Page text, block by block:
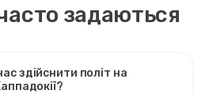
задаються
здійснити політ на